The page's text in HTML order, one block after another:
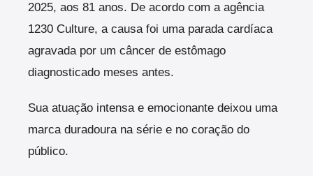
2025, aos 81 anos. De acordo com a agência
1230 Culture, a causa foi uma parada cardíaca
agravada por um câncer de estômago
diagnosticado meses antes.
Sua atuação intensa e emocionante deixou uma
marca duradoura na série e no coração do
público.